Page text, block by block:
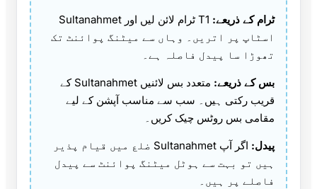
ٹرام کے ذریعے:
T1 ٹرام لائن لیں اور Sultanahmet
اسٹاپ پر اتریں۔ وہاں سے میٹنگ پوائنٹ تک
تھوڑا سا پیدل فاصلہ ہے۔
بس کے ذریعے:
متعدد بس لائنیں Sultanahmet کے
قریب رکتی ہیں۔ سب سے مناسب آپشن کے لیے
مقامی بس روٹس چیک کریں۔
پیدل:
اگر آپ Sultanahmet ضلع میں قیام پذیر
ہیں تو بہت سے ہوٹل میٹنگ پوائنٹ سے پیدل
فاصلے پر ہیں۔